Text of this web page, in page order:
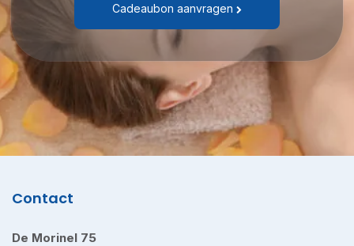
Cadeaubon aanvragen
Contact
De Morinel 75